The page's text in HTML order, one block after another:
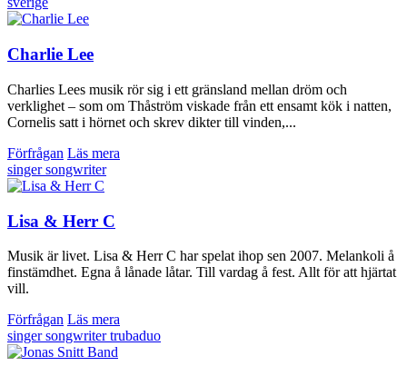
Charlie Lee
Charlies Lees musik rör sig i ett gränsland mellan dröm och
verklighet – som om Thåström viskade från ett ensamt kök i natten,
Cornelis satt i hörnet och skrev dikter till vinden,...
Förfrågan Läs mera
singer songwriter
Lisa & Herr C
Musik är livet. Lisa & Herr C har spelat ihop sen 2007. Melankoli å
finstämdhet. Egna å lånade låtar. Till vardag å fest. Allt för att hjärtat
vill.
Förfrågan Läs mera
singer songwritertrubaduo